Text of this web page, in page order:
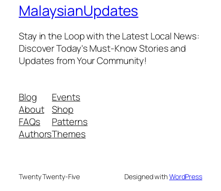
MalaysianUpdates
Stay in the Loop with the Latest Local News:
Discover Today's Must-Know Stories and
Updates from Your Community!
Blog
About
FAQs
Authors
Events
Shop
Patterns
Themes
Twenty Twenty-Five Designed withWordPress